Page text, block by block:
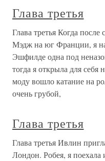
Глава третья
Глава третья Когда
Мэдж на юг Франции, я на
Эшфилде одна под
тогда я открыла для
моду вошло катание на
очень грубой,
Глава третья
Глава третья Ивлин
Лондон. Робея, я поехала